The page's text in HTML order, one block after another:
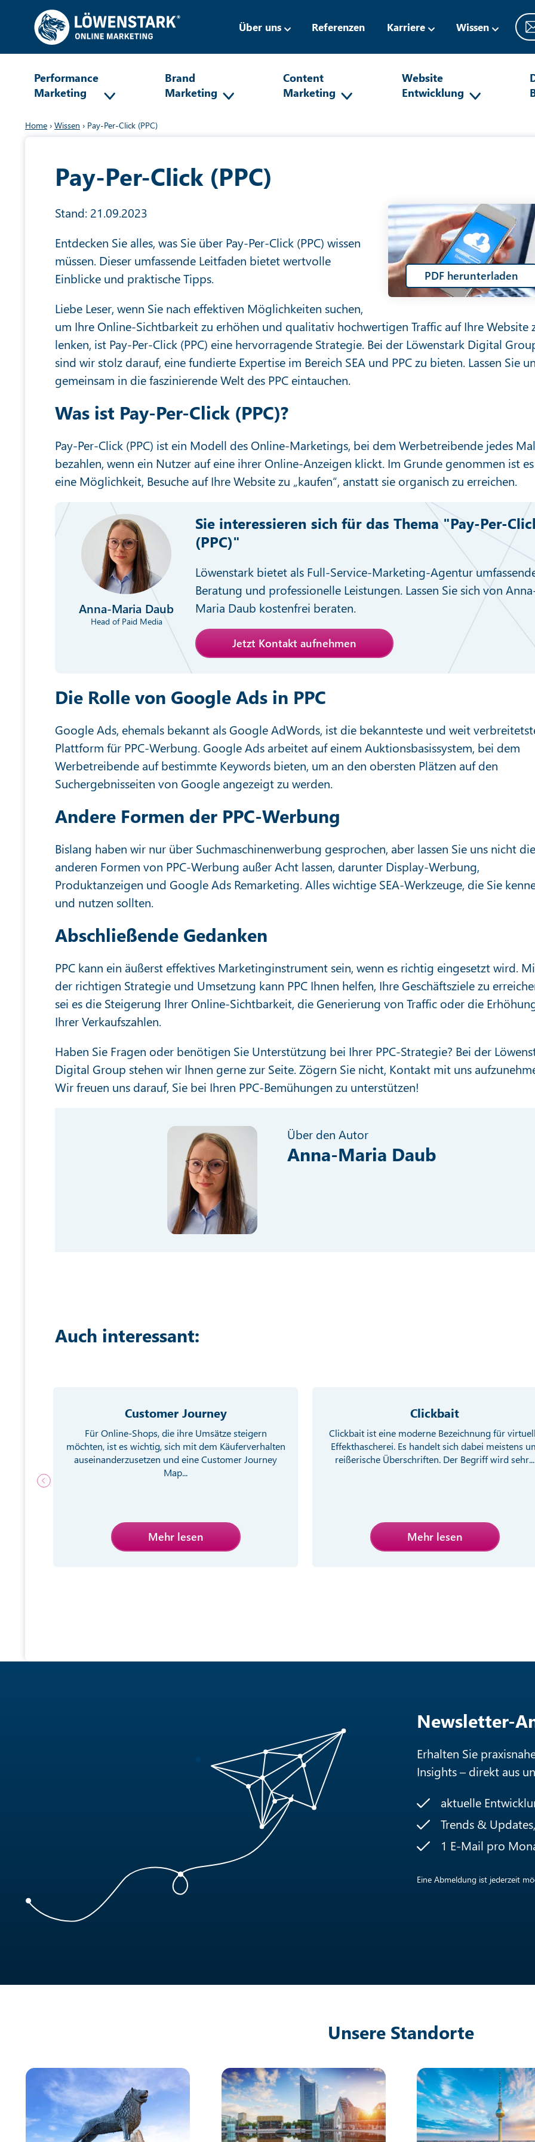
Über uns Referenzen Karriere Wissen
Performance
Marketing
Brand
Marketing
Content
Marketing
Website
Entwicklung
Home › Wissen › Pay-Per-Click (PPC)
Pay-Per-Click (PPC)
PDF herunterladen
Stand: 21.09.2023
Entdecken Sie alles, was Sie über Pay-Per-Click (PPC) wissen
müssen. Dieser umfassende Leitfaden bietet wertvolle
Einblicke und praktische Tipps.
Liebe Leser, wenn Sie nach effektiven Möglichkeiten suchen,
um Ihre Online-Sichtbarkeit zu erhöhen und qualitativ hochwertigen Traffic auf Ihre Website
lenken, ist Pay-Per-Click (PPC) eine hervorragende Strategie. Bei der Löwenstark Digital
sind wir stolz darauf, eine fundierte Expertise im Bereich SEA und PPC zu bieten. Lassen Sie
gemeinsam in die faszinierende Welt des PPC eintauchen.
Was ist Pay-Per-Click (PPC)?
Pay-Per-Click (PPC) ist ein Modell des Online-Marketings, bei dem Werbetreibende jedes Mal
bezahlen, wenn ein Nutzer auf eine ihrer Online-Anzeigen klickt. Im Grunde genommen ist es
eine Möglichkeit, Besuche auf Ihre Website zu „kaufen“, anstatt sie organisch zu erreichen.
Anna-Maria Daub
Head of Paid Media
Sie interessieren sich für das Thema "Pay-Per-
(PPC)"
Löwenstark bietet als Full-Service-Marketing-Agentur
Beratung und professionelle Leistungen. Lassen Sie sich von
Maria Daub kostenfrei beraten.
Jetzt Kontakt aufnehmen
Die Rolle von Google Ads in PPC
Google Ads, ehemals bekannt als Google AdWords, ist die bekannteste und weit
Plattform für PPC-Werbung. Google Ads arbeitet auf einem Auktionsbasissystem, bei dem
Werbetreibende auf bestimmte Keywords bieten, um an den obersten Plätzen auf den
Suchergebnisseiten von Google angezeigt zu werden.
Andere Formen der PPC-Werbung
Bislang haben wir nur über Suchmaschinenwerbung gesprochen, aber lassen Sie uns nicht die
anderen Formen von PPC-Werbung außer Acht lassen, darunter Display-Werbung,
Produktanzeigen und Google Ads Remarketing. Alles wichtige SEA-Werkzeuge, die Sie
und nutzen sollten.
Abschließende Gedanken
PPC kann ein äußerst effektives Marketinginstrument sein, wenn es richtig eingesetzt wird.
der richtigen Strategie und Umsetzung kann PPC Ihnen helfen, Ihre Geschäftsziele zu
sei es die Steigerung Ihrer Online-Sichtbarkeit, die Generierung von Traffic oder die
Ihrer Verkaufszahlen.
Haben Sie Fragen oder benötigen Sie Unterstützung bei Ihrer PPC-Strategie? Bei der
Digital Group stehen wir Ihnen gerne zur Seite. Zögern Sie nicht, Kontakt mit uns
Wir freuen uns darauf, Sie bei Ihren PPC-Bemühungen zu unterstützen!
Über den Autor
Anna-Maria Daub
Auch interessant:
Customer Journey
Für Online-Shops, die ihre Umsätze steigern
möchten, ist es wichtig, sich mit dem Käuferverhalten
auseinanderzusetzen und eine Customer Journey
Map...
Mehr lesen
Clickbait
Clickbait ist eine moderne Bezeichnung für
Effekthascherei. Es handelt sich dabei meistens
reißerische Überschriften. Der Begriff wird sehr...
Mehr lesen
Newsletter-
Erhalten Sie
Insights – direkt aus
aktuelle
Trends &
1 E-Mail pro
Eine Abmeldung ist jederzeit
Unsere Standorte